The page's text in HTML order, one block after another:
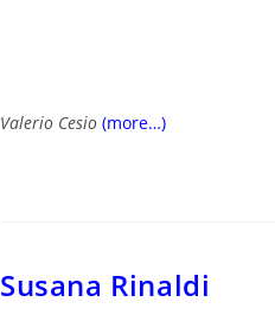
Valerio Cesio (more…)
Susana Rinaldi